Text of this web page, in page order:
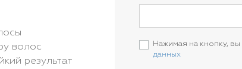
волос
результат
Нажимая на кнопку,
данных